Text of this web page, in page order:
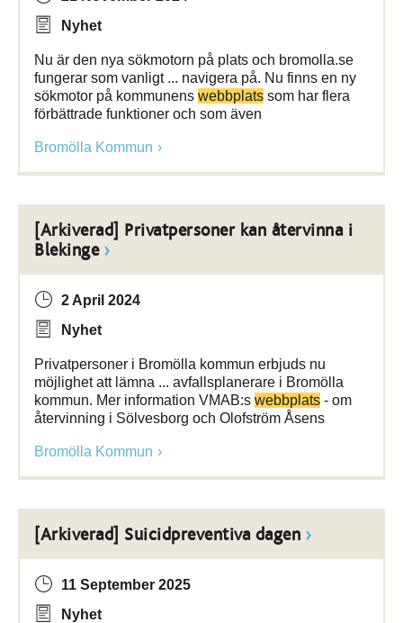
Nyhet
Nu är den nya sökmotorn på plats och bromolla.se
fungerar som vanligt ... navigera på. Nu finns en ny
sökmotor på kommunens webbplats som har flera
förbättrade funktioner och som även
Bromölla Kommun
[Arkiverad] Privatpersoner kan återvinna i
Blekinge
2 April 2024
Nyhet
Privatpersoner i Bromölla kommun erbjuds nu
möjlighet att lämna ... avfallsplanerare i Bromölla
kommun. Mer information VMAB:s webbplats - om
återvinning i Sölvesborg och Olofström Åsens
Bromölla Kommun
[Arkiverad] Suicidpreventiva dagen
11 September 2025
Nyhet